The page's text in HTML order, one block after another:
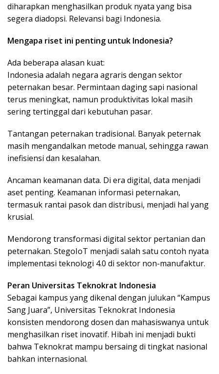
diharapkan menghasilkan produk nyata yang bisa
segera diadopsi. Relevansi bagi Indonesia.
Mengapa riset ini penting untuk Indonesia?
Ada beberapa alasan kuat:
Indonesia adalah negara agraris dengan sektor
peternakan besar. Permintaan daging sapi nasional
terus meningkat, namun produktivitas lokal masih
sering tertinggal dari kebutuhan pasar.
Tantangan peternakan tradisional. Banyak peternak
masih mengandalkan metode manual, sehingga rawan
inefisiensi dan kesalahan.
Ancaman keamanan data. Di era digital, data menjadi
aset penting. Keamanan informasi peternakan,
termasuk rantai pasok dan distribusi, menjadi hal yang
krusial.
Mendorong transformasi digital sektor pertanian dan
peternakan. StegoIoT menjadi salah satu contoh nyata
implementasi teknologi 4.0 di sektor non-manufaktur.
Peran Universitas Teknokrat Indonesia
Sebagai kampus yang dikenal dengan julukan “Kampus
Sang Juara”, Universitas Teknokrat Indonesia
konsisten mendorong dosen dan mahasiswanya untuk
menghasilkan riset inovatif. Hibah ini menjadi bukti
bahwa Teknokrat mampu bersaing di tingkat nasional
bahkan internasional.